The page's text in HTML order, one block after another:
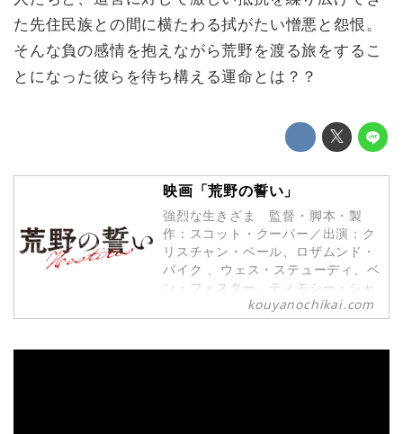
た先住民族との間に横たわる拭がたい憎悪と怨恨。
そんな負の感情を抱えながら荒野を渡る旅をするこ
とになった彼らを待ち構える運命とは？？
映画「荒野の誓い」
強烈な生きざま 監督・脚本・製
作：スコット・クーパー／出演：ク
リスチャン・ベール、ロザムンド・
パイク 、ウェス・ステューディ、ベ
ン・フォスター、ティモシー・シャ
ラメ／原題：HOSTILESkouyanochikai.com